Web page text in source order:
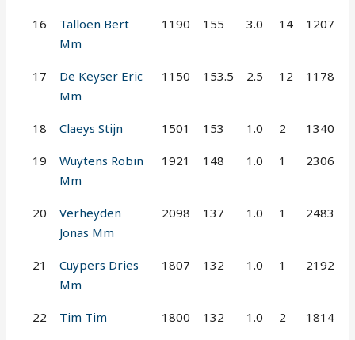
16
Talloen Bert
Mm
1190 155 3.0 14 1207
17
De Keyser Eric
Mm
1150 153.5 2.5 12 1178
18 Claeys Stijn 1501 153 1.0 2 1340
19
Wuytens Robin
Mm
1921 148 1.0 1 2306
20
Verheyden
Jonas Mm
2098 137 1.0 1 2483
21
Cuypers Dries
Mm
1807 132 1.0 1 2192
22 Tim Tim 1800 132 1.0 2 1814